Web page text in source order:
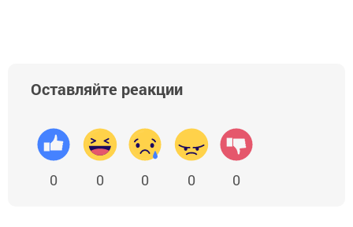
Оставляйте реакции
0 0 0 0 0